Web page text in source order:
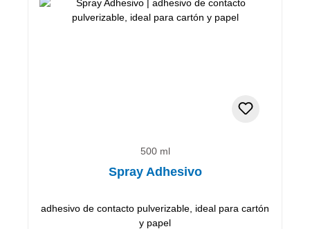
500 ml
Spray Adhesivo
adhesivo de contacto pulverizable, ideal para cartón
y papel